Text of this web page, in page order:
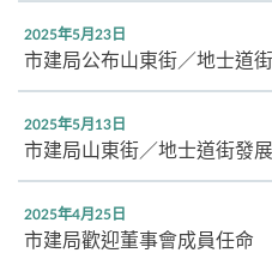
2025年5月23日
市建局公布山東街／地士道
2025年5月13日
市建局山東街／地士道街發
2025年4月25日
市建局歡迎董事會成員任命